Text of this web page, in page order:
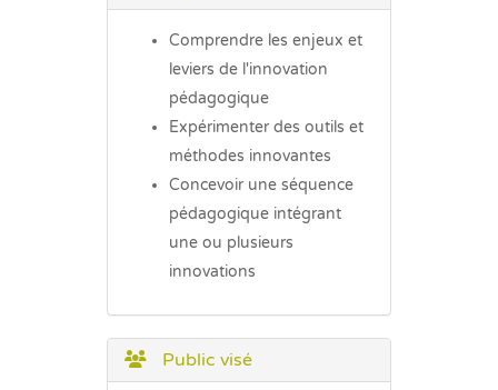
Comprendre les enjeux et
leviers de l'innovation
pédagogique
Expérimenter des outils et
méthodes innovantes
Concevoir une séquence
pédagogique intégrant
une ou plusieurs
innovations
Public visé